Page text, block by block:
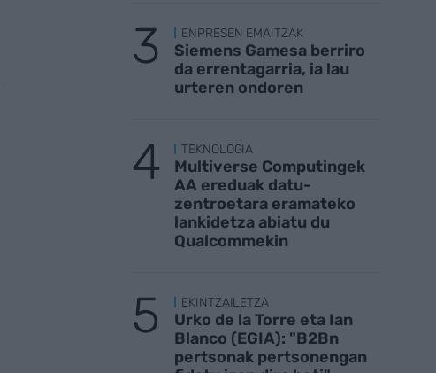
ENPRESEN EMAITZAK
Siemens Gamesa berriro
da errentagarria, ia lau
urteren ondoren
TEKNOLOGIA
Multiverse Computingek
AA ereduak datu-
zentroetara eramateko
lankidetza abiatu du
Qualcommekin
EKINTZAILETZA
Urko de la Torre eta Ian
Blanco (EGIA): "B2Bn
pertsonak pertsonengan